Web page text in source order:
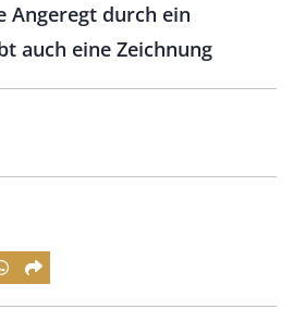
Angeregt durch ein
auch eine Zeichnung